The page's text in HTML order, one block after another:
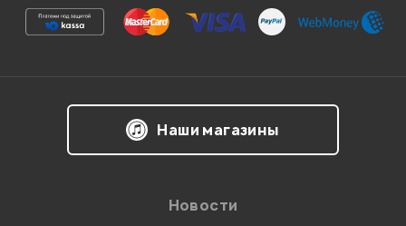
Ваша оценка:
Наши магазины
Новости